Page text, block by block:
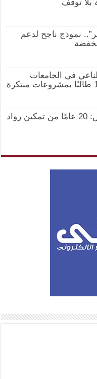
بلا توقف
نموذج ناجح لدعم
في الجامعات
أورنچ مصر وإيناكتس: 20 عامًا من تمكين رواد